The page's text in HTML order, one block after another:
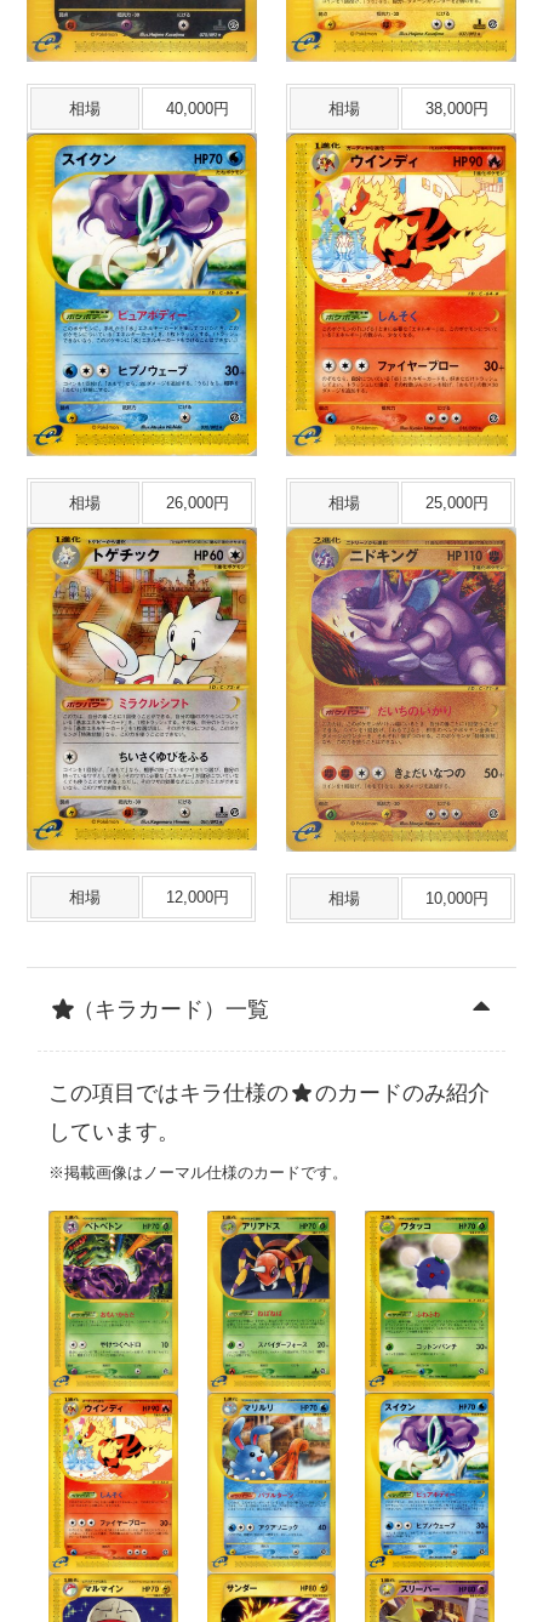
相場 40,000円 相場 38,000円
相場 26,000円 相場 25,000円
相場 12,000円 相場 10,000円
（キラカード）一覧
この項目ではキラ仕様の
のカードのみ紹介
しています。
※掲載画像はノーマル仕様のカードです。